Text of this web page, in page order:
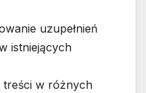
uzupełnień
istniejących
treści w różnych